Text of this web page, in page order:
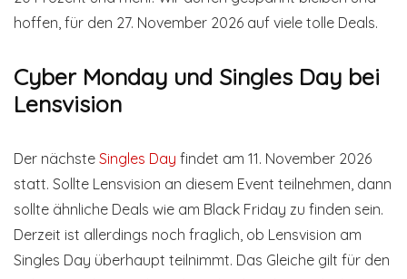
hoffen, für den 27. November 2026 auf viele tolle Deals.
Cyber Monday und Singles Day bei
Lensvision
Der nächste Singles Day findet am 11. November 2026
statt. Sollte Lensvision an diesem Event teilnehmen, dann
sollte ähnliche Deals wie am Black Friday zu finden sein.
Derzeit ist allerdings noch fraglich, ob Lensvision am
Singles Day überhaupt teilnimmt. Das Gleiche gilt für den